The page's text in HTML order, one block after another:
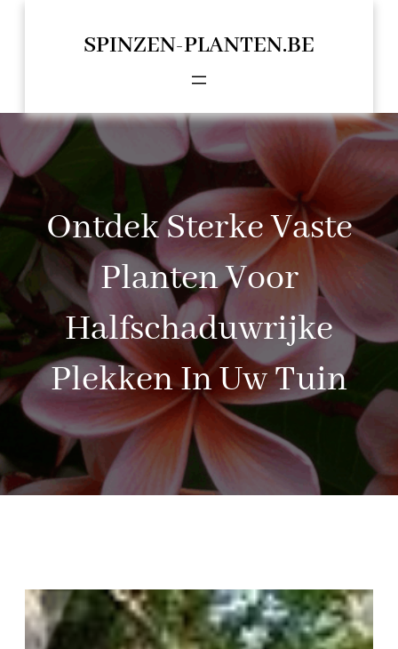
SPINZEN-PLANTEN.BE
Ontdek Sterke Vaste
Planten Voor
Halfschaduwrijke
Plekken In Uw Tuin